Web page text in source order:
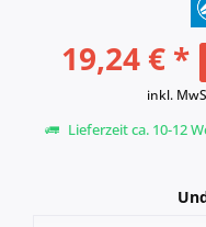
19,24 € *
inkl.
Lieferzeit ca. 10-12